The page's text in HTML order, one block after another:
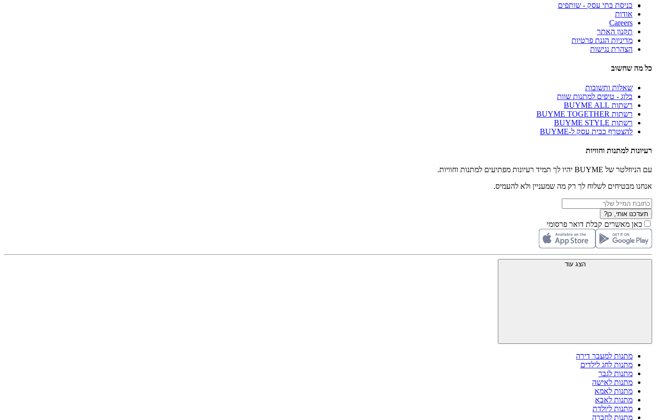
כניסת בתי עסק - שותפים
אודות
Careers
תקנון האתר
מדיניות הגנת פרטיות
הצהרת נגישות
כל מה שחשוב
שאלות ותשובות
בלוג - טיפים למתנות שוות
רשתות BUYME ALL
רשתות BUYME TOGETHER
רשתות BUYME STYLE
להצטרף כבית עסק ל-BUYME
רעיונות למתנות וחוויות
עם הניוזלטר של BUYME יהיו לך תמיד רעיונות מפתיעים למתנות וחוויות.
אנחנו מבטיחים לשלוח לך רק מה שמעניין ולא להעמיס.
תעדכנו אותי, כן?
כאן מאשרים קבלת דואר פרסומי
הצג עוד
מתנות למעבר דירה
מתנות לחג לילדים
מתנות לגבר
מתנות לאישה
מתנות לאמא
מתנות לאבא
מתנות ליולדת
מתנות לחברה